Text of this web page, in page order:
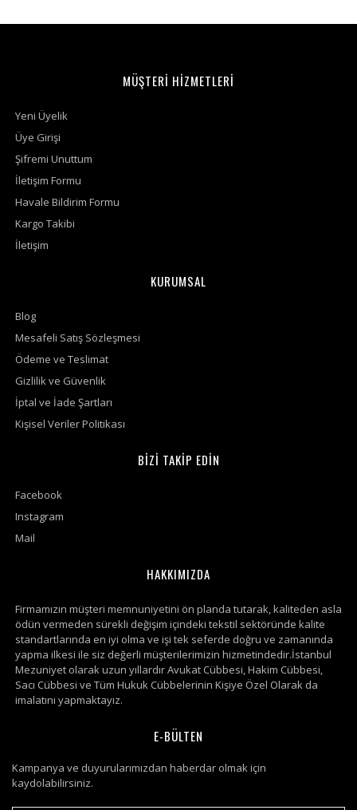
MÜŞTERİ HİZMETLERİ
Yeni Üyelik
Üye Girişi
Şifremi Unuttum
İletişim Formu
Havale Bildirim Formu
Kargo Takibi
İletişim
KURUMSAL
Blog
Mesafeli Satış Sözleşmesi
Ödeme ve Teslimat
Gizlilik ve Güvenlik
İptal ve İade Şartları
Kişisel Veriler Politikası
BİZİ TAKİP EDİN
Facebook
Instagram
Mail
HAKKIMIZDA
Firmamızın müşteri memnuniyetini ön planda tutarak, kaliteden asla
ödün vermeden sürekli değişim içindeki tekstil sektöründe kalite
standartlarında en iyi olma ve işi tek seferde doğru ve zamanında
yapma ilkesi ile siz değerli müşterilerimizin hizmetindedir.İstanbul
Mezuniyet olarak uzun yıllardır Avukat Cübbesi, Hakim Cübbesi,
Sacı Cübbesi ve Tüm Hukuk Cübbelerinin Kişiye Özel Olarak da
imalatını yapmaktayız.
E-BÜLTEN
Kampanya ve duyurularımızdan haberdar olmak için
kaydolabilirsiniz.